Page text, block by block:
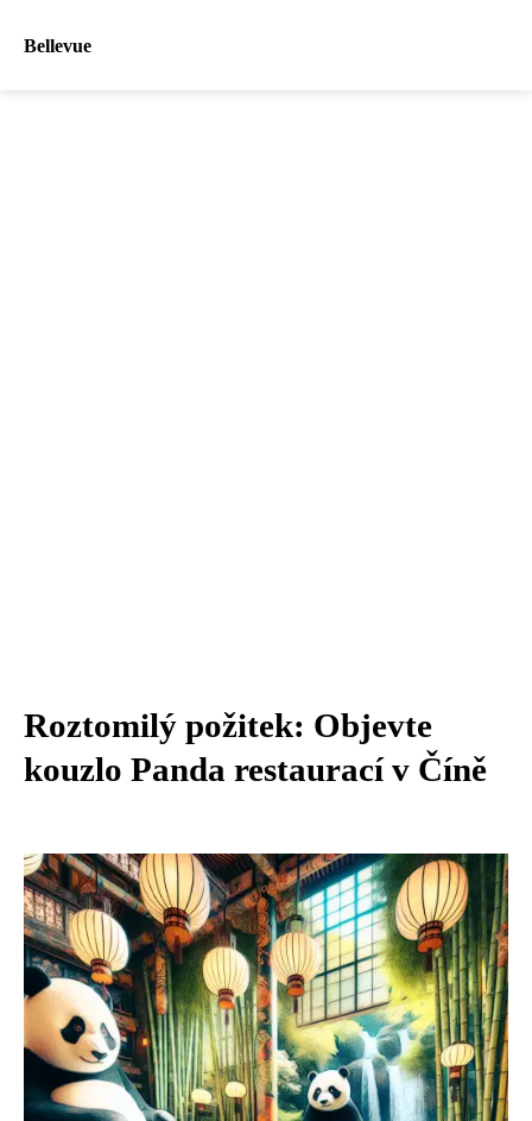
Bellevue
Roztomilý požitek: Objevte
kouzlo Panda restaurací v Číně